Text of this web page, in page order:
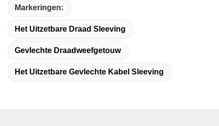
Markeringen:
Het Uitzetbare Draad Sleeving
Gevlechte Draadweefgetouw
Het Uitzetbare Gevlechte Kabel Sleeving